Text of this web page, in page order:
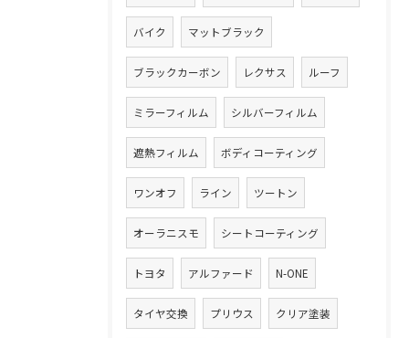
バイク マットブラック
ブラックカーボン レクサス ルーフ
ミラーフィルム シルバーフィルム
遮熱フィルム ボディコーティング
ワンオフ ライン ツートン
オーラニスモ シートコーティング
トヨタ アルファード N-ONE
タイヤ交換 プリウス クリア塗装